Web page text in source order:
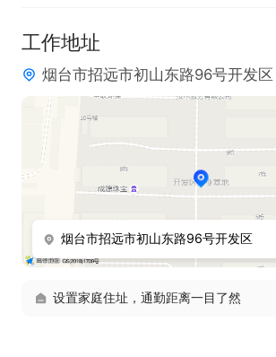
工作地址
烟台市招远市初山东路96号开发区
烟台市招远市初山东路96号开发区
设置家庭住址，通勤距离一目了然